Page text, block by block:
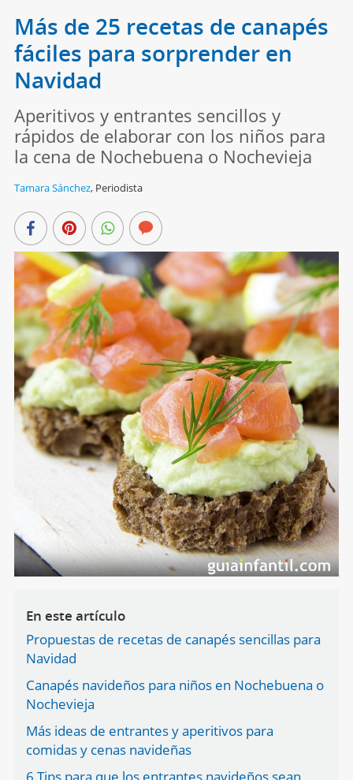
Más de 25 recetas de canapés
fáciles para sorprender en
Navidad
Aperitivos y entrantes sencillos y
rápidos de elaborar con los niños para
la cena de Nochebuena o Nochevieja
Tamara Sánchez, Periodista
En este artículo
Propuestas de recetas de canapés sencillas para
Navidad
Canapés navideños para niños en Nochebuena o
Nochevieja
Más ideas de entrantes y aperitivos para
comidas y cenas navideñas
6 Tips para que los entrantes navideños sean